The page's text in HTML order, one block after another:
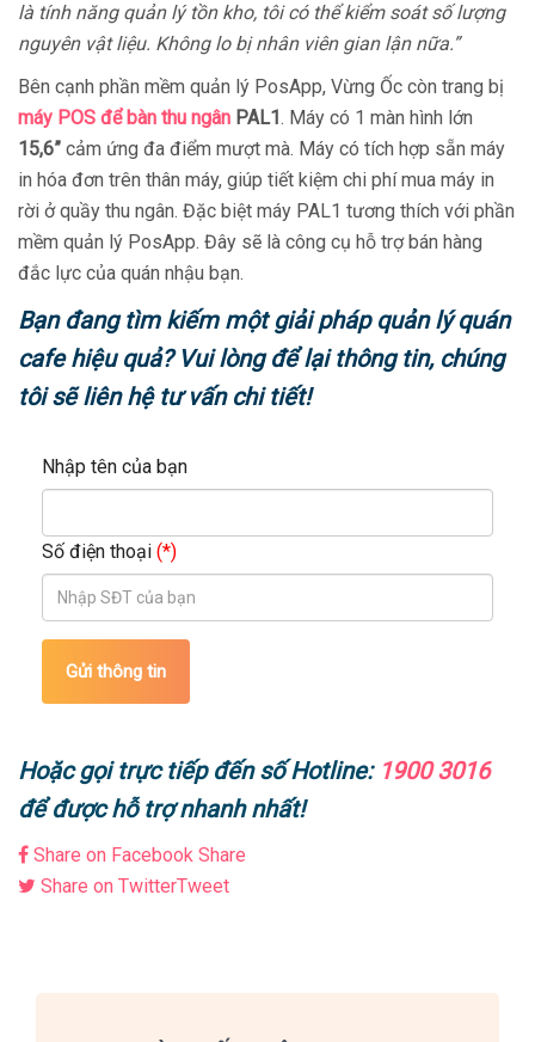
là tính năng quản lý tồn kho, tôi có thể kiểm soát số lượng
nguyên vật liệu. Không lo bị nhân viên gian lận nữa.”
Bên cạnh phần mềm quản lý PosApp, Vừng Ốc còn trang bị
máy POS để bàn thu ngân PAL1 . Máy có 1 màn hình lớn
15,6” cảm ứng đa điểm mượt mà. Máy có tích hợp sẵn máy
in hóa đơn trên thân máy, giúp tiết kiệm chi phí mua máy in
rời ở quầy thu ngân. Đặc biệt máy PAL1 tương thích với phần
mềm quản lý PosApp. Đây sẽ là công cụ hỗ trợ bán hàng
đắc lực của quán nhậu bạn.
Bạn đang tìm kiếm một giải pháp quản lý quán
cafe hiệu quả? Vui lòng để lại thông tin, chúng
tôi sẽ liên hệ tư vấn chi tiết!
Nhập tên của bạn
Số điện thoại (*)
Gửi thông tin
Hoặc gọi trực tiếp đến số Hotline: 1900 3016
để được hỗ trợ nhanh nhất!
Share on Facebook Share
Share on TwitterTweet